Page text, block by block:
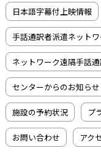
日本語字幕付上映情報
手話通訳者派遣ネット
ネットワーク遠隔手話
センターからのお知らせ
施設の予約状況 プ
お問い合わせ アク